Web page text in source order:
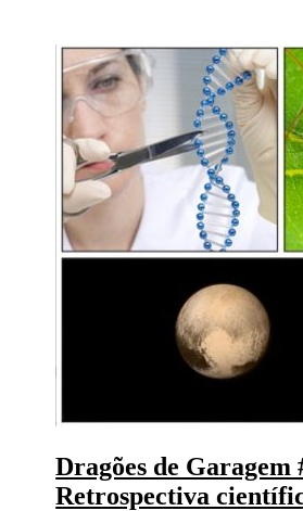
Dragões de Garagem
Retrospectiva